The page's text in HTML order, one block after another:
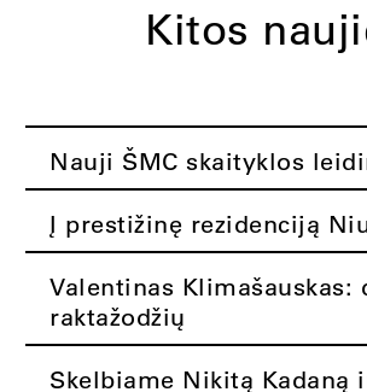
Kitos
Nauji ŠMC skaityklos
Į prestižinę rezidenciją
Valentinas
raktažodžių
Skelbiame Nikitą